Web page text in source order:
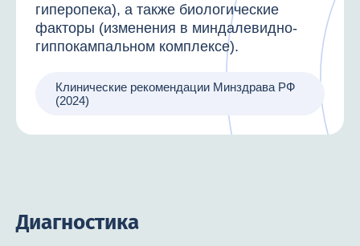
гиперопека), а также биологические
факторы (изменения в миндалевидно-
гиппокампальном комплексе).
Клинические рекомендации Минздрава РФ
(2024)
Диагностика